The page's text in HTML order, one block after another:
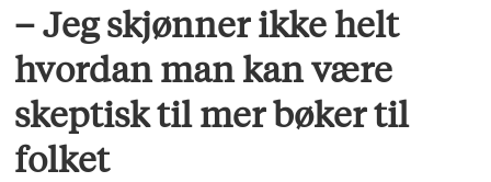
– Jeg skjønner ikke helt
hvordan man kan være
skeptisk til mer bøker til
folket